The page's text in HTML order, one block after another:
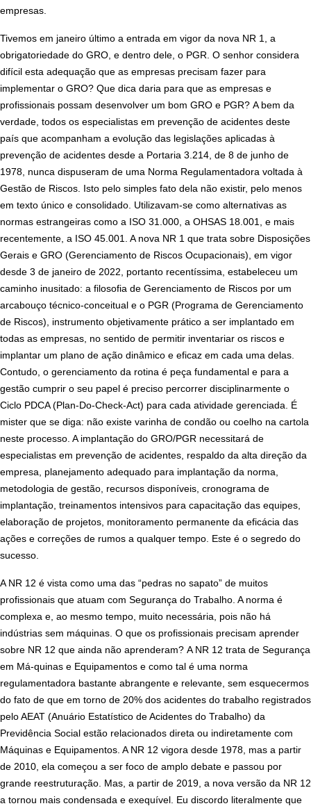
empresas.
Tivemos em janeiro último a entrada em vigor da nova NR 1, a
obrigatoriedade do GRO, e dentro dele, o PGR. O senhor considera
difícil esta adequação que as empresas precisam fazer para
implementar o GRO? Que dica daria para que as empresas e
profissionais possam desenvolver um bom GRO e PGR? A bem da
verdade, todos os especialistas em prevenção de acidentes deste
país que acompanham a evolução das legislações aplicadas à
prevenção de acidentes desde a Portaria 3.214, de 8 de junho de
1978, nunca dispuseram de uma Norma Regulamentadora voltada à
Gestão de Riscos. Isto pelo simples fato dela não existir, pelo menos
em texto único e consolidado. Utilizavam-se como alternativas as
normas estrangeiras como a ISO 31.000, a OHSAS 18.001, e mais
recentemente, a ISO 45.001. A nova NR 1 que trata sobre Disposições
Gerais e GRO (Gerenciamento de Riscos Ocupacionais), em vigor
desde 3 de janeiro de 2022, portanto recentíssima, estabeleceu um
caminho inusitado: a filosofia de Gerenciamento de Riscos por um
arcabouço técnico-conceitual e o PGR (Programa de Gerenciamento
de Riscos), instrumento objetivamente prático a ser implantado em
todas as empresas, no sentido de permitir inventariar os riscos e
implantar um plano de ação dinâmico e eficaz em cada uma delas.
Contudo, o gerenciamento da rotina é peça fundamental e para a
gestão cumprir o seu papel é preciso percorrer disciplinarmente o
Ciclo PDCA (Plan-Do-Check-Act) para cada atividade gerenciada. É
mister que se diga: não existe varinha de condão ou coelho na cartola
neste processo. A implantação do GRO/PGR necessitará de
especialistas em prevenção de acidentes, respaldo da alta direção da
empresa, planejamento adequado para implantação da norma,
metodologia de gestão, recursos disponíveis, cronograma de
implantação, treinamentos intensivos para capacitação das equipes,
elaboração de projetos, monitoramento permanente da eficácia das
ações e correções de rumos a qualquer tempo. Este é o segredo do
sucesso.
A NR 12 é vista como uma das “pedras no sapato” de muitos
profissionais que atuam com Segurança do Trabalho. A norma é
complexa e, ao mesmo tempo, muito necessária, pois não há
indústrias sem máquinas. O que os profissionais precisam aprender
sobre NR 12 que ainda não aprenderam? A NR 12 trata de Segurança
em Má-quinas e Equipamentos e como tal é uma norma
regulamentadora bastante abrangente e relevante, sem esquecermos
do fato de que em torno de 20% dos acidentes do trabalho registrados
pelo AEAT (Anuário Estatístico de Acidentes do Trabalho) da
Previdência Social estão relacionados direta ou indiretamente com
Máquinas e Equipamentos. A NR 12 vigora desde 1978, mas a partir
de 2010, ela começou a ser foco de amplo debate e passou por
grande reestruturação. Mas, a partir de 2019, a nova versão da NR 12
a tornou mais condensada e exequível. Eu discordo literalmente que